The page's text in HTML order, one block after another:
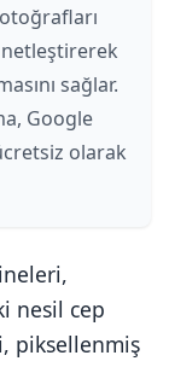
netleştirerek
sağlar.
Google
olarak
nesil cep
piksellenmiş